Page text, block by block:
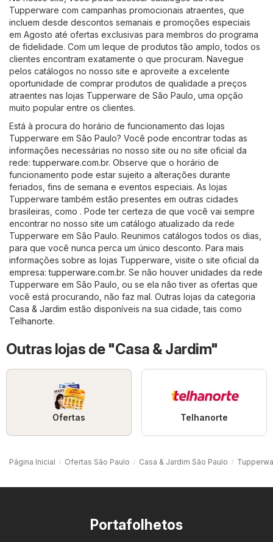
Tupperware com campanhas promocionais atraentes, que
incluem desde descontos semanais e promoções especiais
em Agosto até ofertas exclusivas para membros do programa
de fidelidade. Com um leque de produtos tão amplo, todos os
clientes encontram exatamente o que procuram. Navegue
pelos catálogos no nosso site e aproveite a excelente
oportunidade de comprar produtos de qualidade a preços
atraentes nas lojas Tupperware de São Paulo, uma opção
muito popular entre os clientes.
Está à procura do horário de funcionamento das lojas
Tupperware em São Paulo? Você pode encontrar todas as
informações necessárias no nosso site ou no site oficial da
rede:tupperware.com.br. Observe que o horário de
funcionamento pode estar sujeito a alterações durante
feriados, fins de semana e eventos especiais. As lojas
Tupperware também estão presentes em outras cidades
brasileiras, como . Pode ter certeza de que você vai sempre
encontrar no nosso site um catálogo atualizado da rede
Tupperware em São Paulo. Reunimos catálogos todos os dias,
para que você nunca perca um único desconto. Para mais
informações sobre as lojas Tupperware, visite o site oficial da
empresa:tupperware.com.br. Se não houver unidades da rede
Tupperware em São Paulo, ou se ela não tiver as ofertas que
você está procurando, não faz mal. Outras lojas da categoria
Casa & Jardim estão disponíveis na sua cidade, tais como
Telhanorte.
Outras lojas de "Casa & Jardim"
Ofertas Telhanorte
Página Inicial Ofertas São Paulo Casa & Jardim São Paulo
Portafolhetos